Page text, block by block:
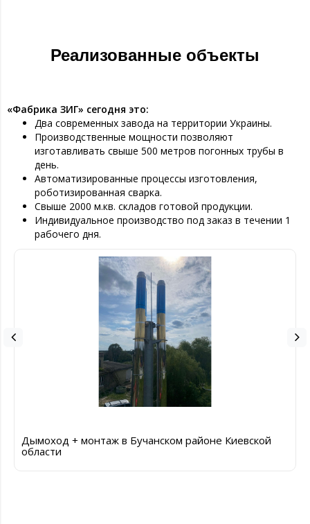
Реализованные объекты
«Фабрика ЗИГ» сегодня это:
Два современных завода на территории Украины.
Производственные мощности позволяют
изготавливать свыше 500 метров погонных трубы в
день.
Автоматизированные процессы изготовления,
роботизированная сварка.
Свыше 2000 м.кв. складов готовой продукции.
Индивидуальное производство под заказ в течении 1
рабочего дня.
Дымоход + монтаж в Бучанском районе Киевской
области